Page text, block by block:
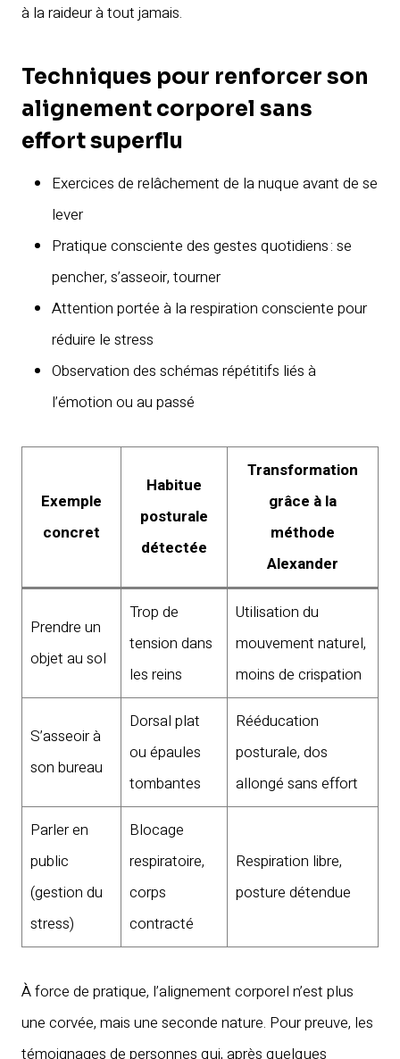
à la raideur à tout jamais.
Techniques pour renforcer son
alignement corporel sans
effort superflu
Exercices de relâchement de la nuque avant de se
lever
Pratique consciente des gestes quotidiens : se
pencher, s’asseoir, tourner
Attention portée à la respiration consciente pour
réduire le stress
Observation des schémas répétitifs liés à
l’émotion ou au passé
Exemple
concret
Habitue
posturale
détectée
Transformation
grâce à la
méthode
Alexander
Prendre un
objet au sol
Trop de
tension dans
les reins
Utilisation du
mouvement naturel,
moins de crispation
S’asseoir à
son bureau
Dorsal plat
ou épaules
tombantes
Rééducation
posturale, dos
allongé sans effort
Parler en
public
(gestion du
stress)
Blocage
respiratoire,
corps
contracté
Respiration libre,
posture détendue
À force de pratique, l’alignement corporel n’est plus
une corvée, mais une seconde nature. Pour preuve, les
témoignages de personnes qui, après quelques